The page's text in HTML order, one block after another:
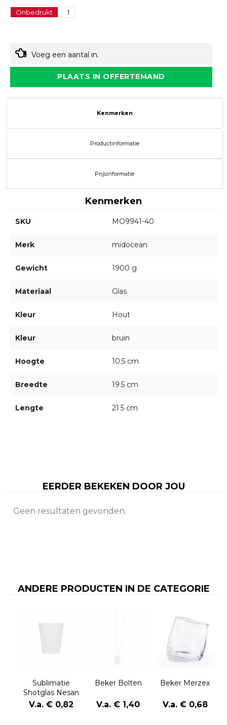
Onbedrukt 1
Voeg een aantal in.
PLAATS IN OFFERTEMAND
Kenmerken
Productinformatie
Prijsinformatie
Kenmerken
SKU MO9941-40
Merk midocean
Gewicht 1900 g
Materiaal Glas
Kleur Hout
Kleur bruin
Hoogte 10.5 cm
Breedte 19.5 cm
Lengte 21.5 cm
EERDER BEKEKEN DOOR JOU
Geen resultaten gevonden.
ANDERE PRODUCTEN IN DE CATEGORIE
Sublimatie
Shotglas Nesan
V.a. € 0,82
Beker Bolten
V.a. € 1,40
Beker Merzex
V.a. € 0,68